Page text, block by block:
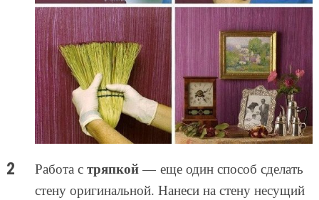
Работа с тряпкой— еще один способ сделать
стену оригинальной. Нанеси на стену несущий